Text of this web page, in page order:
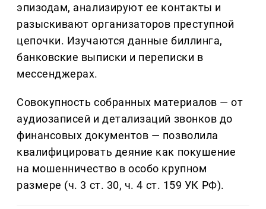
эпизодам, анализируют ее контакты и
разыскивают организаторов преступной
цепочки. Изучаются данные биллинга,
банковские выписки и переписки в
мессенджерах.
Совокупность собранных материалов — от
аудиозаписей и детализаций звонков до
финансовых документов — позволила
квалифицировать деяние как покушение
на мошенничество в особо крупном
размере (ч. 3 ст. 30, ч. 4 ст. 159 УК РФ).